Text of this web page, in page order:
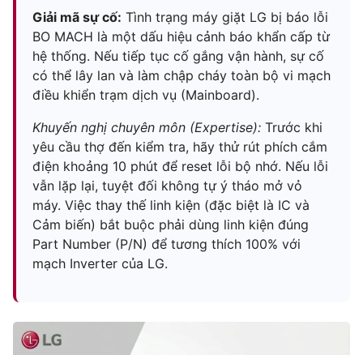
Giải mã sự cố: Tình trạng máy giặt LG bị báo lỗi
BO MACH là một dấu hiệu cảnh báo khẩn cấp từ
hệ thống. Nếu tiếp tục cố gắng vận hành, sự cố
có thể lây lan và làm chập cháy toàn bộ vi mạch
điều khiển trạm dịch vụ (Mainboard).
Khuyến nghị chuyên môn (Expertise): Trước khi
yêu cầu thợ đến kiểm tra, hãy thử rút phích cắm
điện khoảng 10 phút để reset lỗi bộ nhớ. Nếu lỗi
vẫn lặp lại, tuyệt đối không tự ý tháo mở vỏ
máy. Việc thay thế linh kiện (đặc biệt là IC và
Cảm biến) bắt buộc phải dùng linh kiện đúng
Part Number (P/N) để tương thích 100% với
mạch Inverter của LG.